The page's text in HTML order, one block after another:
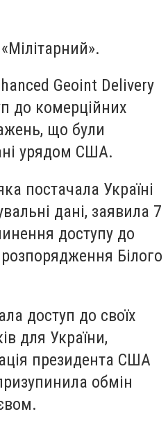
Geoint Delivery
до комерційних
що були
урядом США.
постачала Україні
дані, заявила 7
доступу до
розпорядження Білого
доступ до своїх
для України,
президента США
обмін